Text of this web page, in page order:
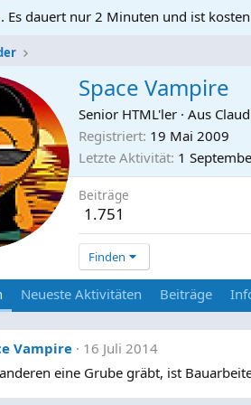
. Es dauert nur 2 Minuten und ist
Space Vampire
Senior HTML'ler · Aus
Registriert 19 Mai 2009
Letzte Aktivität 1
Beiträge
1.751
Finden
Neueste Aktivitäten Beiträge
Vampire
16 Juli 2014
eine Grube gräbt, ist